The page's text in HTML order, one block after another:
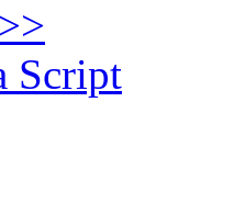
Script